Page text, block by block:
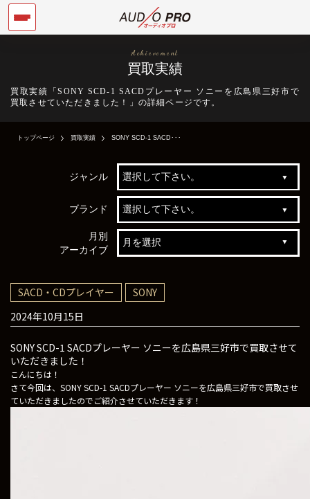
Achievement
買取実績
買取実績「SONY SCD-1 SACDプレーヤー ソニーを広島県三好市で
買取させていただきました！」の詳細ページです。
トップページ 買取実績 SONY SCD-1 SACD･･･
ジャンル
ブランド
月別
アーカイブ
SACD・CDプレイヤー
SONY
2024年10月15日
SONY SCD-1 SACDプレーヤー ソニーを広島県三好市で買取させて
いただきました！
こんにちは！
さて今回は、SONY SCD-1 SACDプレーヤー ソニーを広島県三好市で買取させ
ていただきましたのでご紹介させていただきます！